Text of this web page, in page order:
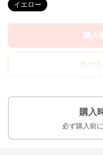
イエロー
購入
カー
購入
必ず購入前